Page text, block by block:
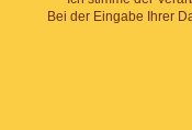
Bei der Eingabe Ihrer